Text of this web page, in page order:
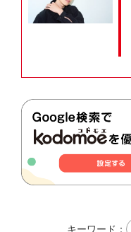
キーワード：